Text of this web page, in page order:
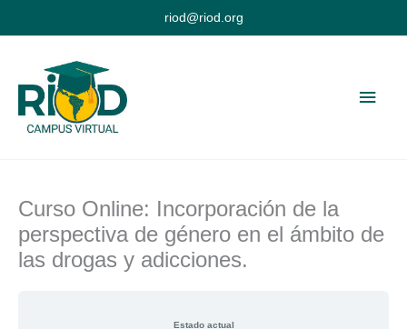
riod@riod.org
Curso Online: Incorporación de la
perspectiva de género en el ámbito de
las drogas y adicciones.
Estado actual